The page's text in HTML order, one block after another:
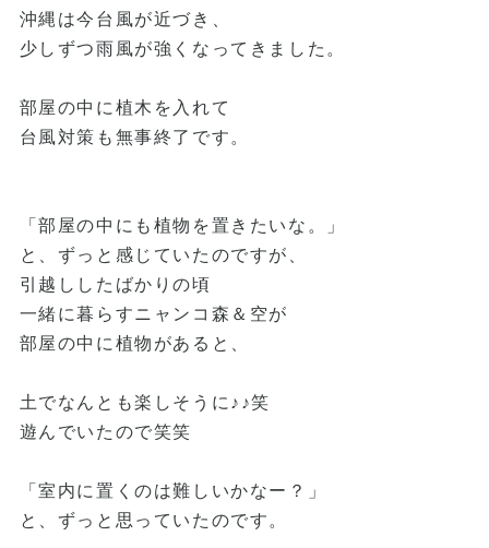
沖縄は今台風が近づき、
少しずつ雨風が強くなってきました。
部屋の中に植木を入れて
台風対策も無事終了です。
「部屋の中にも植物を置きたいな。」
と、ずっと感じていたのですが、
引越ししたばかりの頃
一緒に暮らすニャンコ森＆空が
部屋の中に植物があると、
土でなんとも楽しそうに♪♪笑
遊んでいたので笑笑
「室内に置くのは難しいかなー？」
と、ずっと思っていたのです。